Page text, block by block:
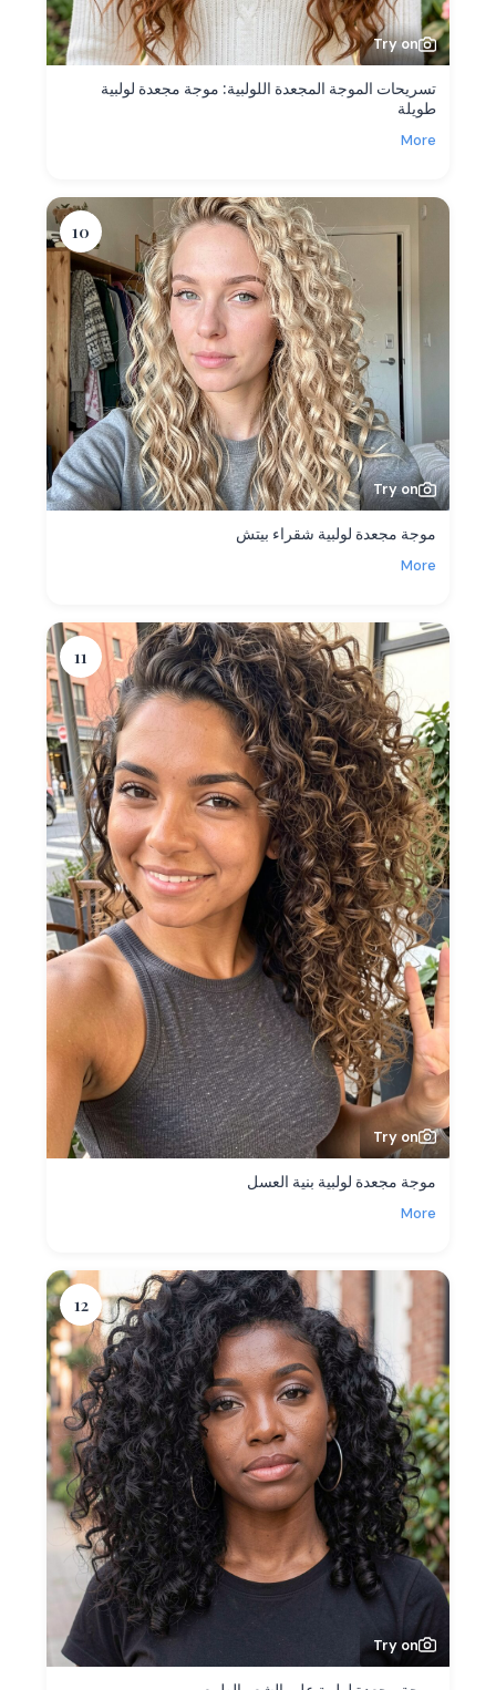
Try on
تسريحات الموجة المجعدة اللولبية: موجة مجعدة لولبية
طويلة
More
10
Try on
موجة مجعدة لولبية شقراء بيتش
More
11
Try on
موجة مجعدة لولبية بنية العسل
More
12
Try on